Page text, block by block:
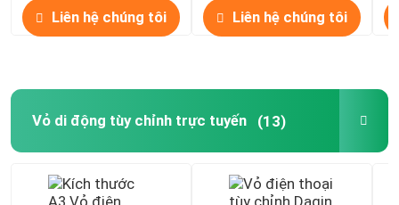
Liên hệ chúng tôi Liên hệ chúng tôi
Vỏ di động tùy chỉnh trực tuyến (13)